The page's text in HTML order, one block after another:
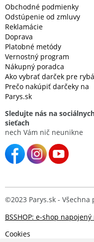
Obchodné podmienky
Odstúpenie od zmluvy
Reklamácie
Doprava
Platobné metódy
Vernostný program
Nákupný poradca
Ako vybrať darček pre
Prečo nakúpiť darčeky na
Parys.sk
Sledujte nás na
sieťach
nech Vám nič neunikne
©2023 Parys.sk - Všechna
BSSHOP: e-shop
Cookies